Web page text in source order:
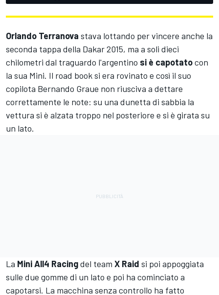
Orlando Terranova stava lottando per vincere anche la
seconda tappa della Dakar 2015, ma a soli dieci
chilometri dal traguardo l'argentino si è capotatocon
la sua Mini. Il road book si era rovinato e così il suo
copilota Bernando Graue non riusciva a dettare
correttamente le note: su una dunetta di sabbia la
vettura si è alzata troppo nel posteriore e si è girata su
un lato.
La Mini All4 Racingdel team X Raid si poi appoggiata
sulle due gomme di un lato e poi ha cominciato a
capotarsi. La macchina senza controllo ha fatto